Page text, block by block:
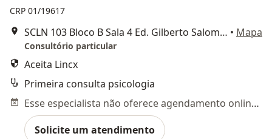
CRP 01/19617
SCLN 103 Bloco B Sala 4 Ed. Gilberto Salomão II, Brasília • Mapa
Consultório particular
Aceita Lincx
Primeira consulta psicologia
Esse especialista não oferece agendamento online para esse endereço.
Solicite um atendimento